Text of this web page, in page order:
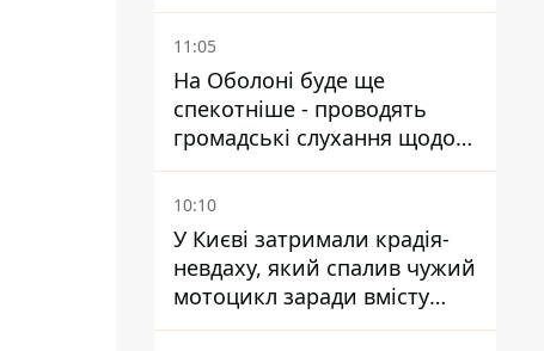
квитанціями
11:05
На Оболоні буде ще
спекотніше - проводять
громадські слухання щодо
храму УГКЦ на Північній
10:10
У Києві затримали крадія-
невдаху, який спалив чужий
мотоцикл заради вмісту
багажника